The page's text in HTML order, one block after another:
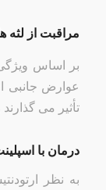
مراقبت از لثه
بر اساس
عوارض جانبی
تأثیر می
درمان با
به نظر